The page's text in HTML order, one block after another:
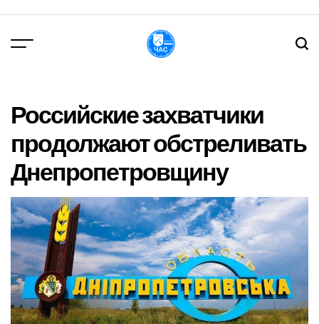
вмісту
Российские захватчики
продолжают обстреливать
Днепропетровщину